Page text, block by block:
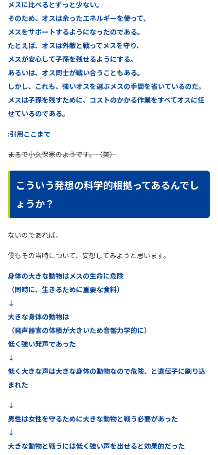
メスに比べるとずっと少ない。
そのため、オスは余ったエネルギーを使って、
メスをサポートするようになったのである。
たとえば、オスは外敵と戦ってメスを守り、
メスが安心して子孫を残せるようにする。
あるいは、オス同士が戦い合うこともある。
しかし、これも、強いオスを選ぶメスの手間を省いているのだ。
メスは子孫を残すために、コストのかかる作業をすべてオスに任
せているのである。
:引用ここまで
まるで小久保家のようです。（笑）
こういう発想の科学的根拠ってあるんでし
ょうか？
ないのであれば、
僕もその当時について、妄想してみようと思います。
身体の大きな動物はメスの生命に危険
（同時に、生きるために重要な食料）
↓
大きな身体の動物は
（発声器官の体積が大きいため音響力学的に）
低く強い発声であった
↓
低く大きな声は大きな身体の動物なので危険、と遺伝子に刷り込
まれた
↓
男性は女性を守るために大きな動物と戦う必要があった
↓
大きな動物と戦うには低く強い声を出せると効果的だった